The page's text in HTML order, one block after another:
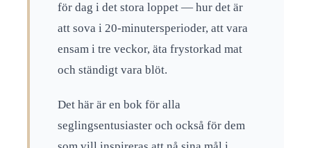
för dag i det stora loppet — hur det är
att sova i 20-minutersperioder, att vara
ensam i tre veckor, äta frystorkad mat
och ständigt vara blöt.
Det här är en bok för alla
seglingsentusiaster och också för dem